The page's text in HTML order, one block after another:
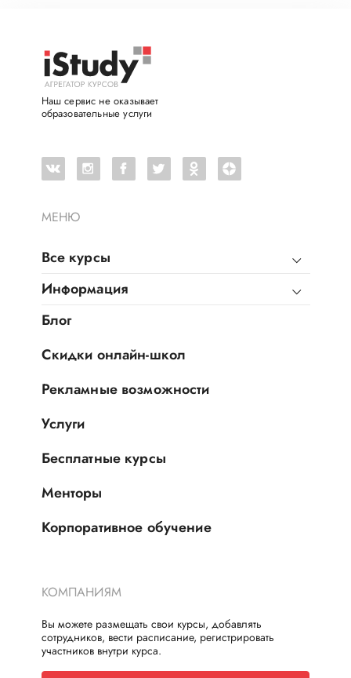
МЕНЮ
Все курсы
Информация
Блог
Скидки онлайн-школ
Рекламные возможности
Услуги
Бесплатные курсы
Менторы
Корпоративное обучение
Наш сервис не оказывает
образовательные услуги
КОМПАНИЯМ
Вы можете размещать свои курсы, добавлять
сотрудников, вести расписание, регистрировать
участников внутри курса.